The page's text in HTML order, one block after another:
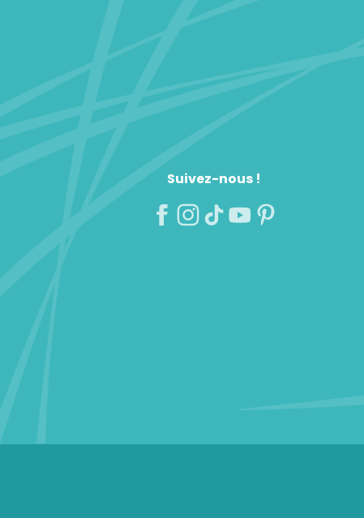
Suivez-nous !